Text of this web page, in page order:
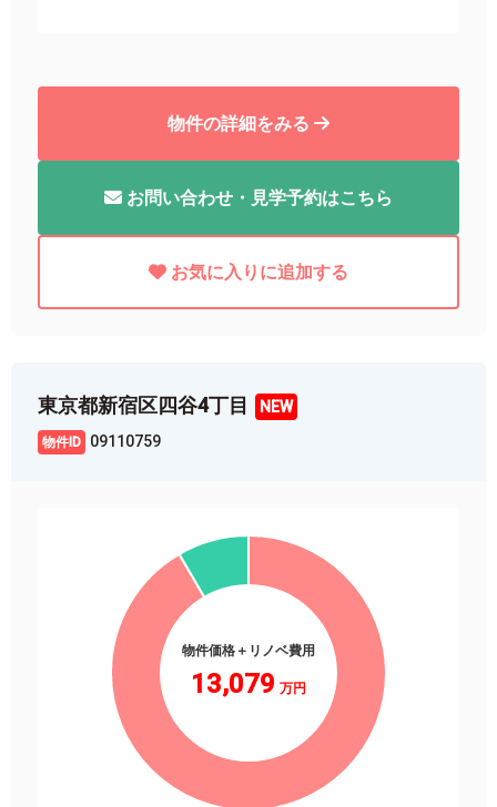
物件の詳細をみる
お問い合わせ・見学予約はこちら
お気に入りに追加する
東京都新宿区四谷4丁目
09110759
物件価格＋リノベ費用
13,079